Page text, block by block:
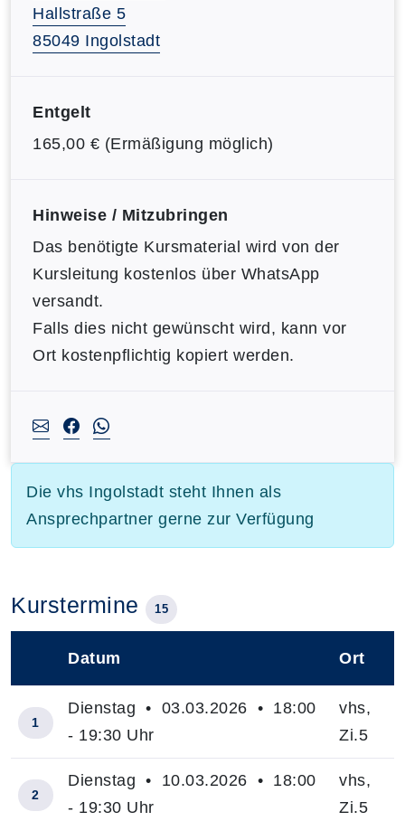
Hallstraße 5
85049 Ingolstadt
Entgelt
165,00 € (Ermäßigung möglich)
Hinweise / Mitzubringen
Das benötigte Kursmaterial wird von der
Kursleitung kostenlos über WhatsApp
versandt.
Falls dies nicht gewünscht wird, kann vor
Ort kostenpflichtig kopiert werden.
Die vhs Ingolstadt steht Ihnen als
Ansprechpartner gerne zur Verfügung
Kurstermine 15
Datum Ort
1
Dienstag • 03.03.2026 • 18:00
- 19:30 Uhr
vhs,
Zi.5
2
Dienstag • 10.03.2026 • 18:00
- 19:30 Uhr
vhs,
Zi.5